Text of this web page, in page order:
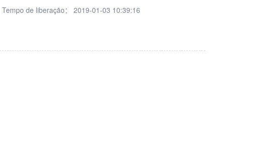
Tempo de liberação：2019-01-03 10:39:16